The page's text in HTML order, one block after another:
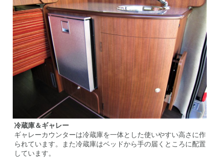
冷蔵庫＆ギャレー
ギャレーカウンターは冷蔵庫を一体とした使いやすい高さに作
られています。また冷蔵庫はベッドから手の届くところに配置
しています。